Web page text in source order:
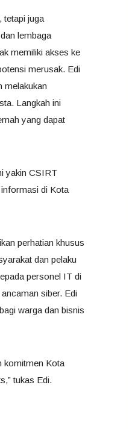
tetapi juga
lembaga
memiliki akses ke
merusak. Edi
melakukan
Langkah ini
yang dapat
yakin CSIRT
di Kota
perhatian khusus
dan pelaku
personel IT di
siber. Edi
warga dan bisnis
komitmen Kota
tukas Edi.